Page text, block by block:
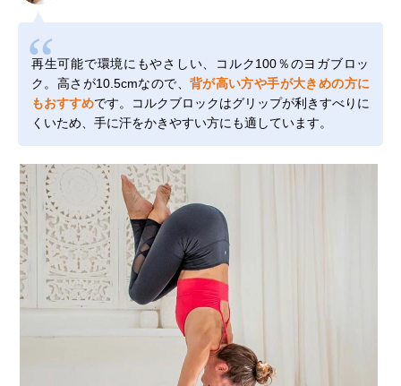
再生可能で環境にもやさしい、コルク100％のヨガブロッ
ク。高さが10.5cmなので、 背が高い方や手が大きめの方に
もおすすめです。コルクブロックはグリップが利きすべりに
くいため、手に汗をかきやすい方にも適しています。